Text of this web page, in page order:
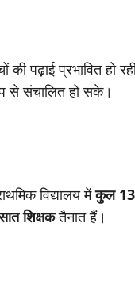
पढ़ाई प्रभावित हो
से संचालित हो सके।
विद्यालय मेंकुल
शिक्षकतैनात हैं।